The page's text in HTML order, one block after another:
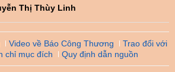
Thị Thùy Linh
Video về Báo Công Thương
Trao đổi với
chỉ mục đích Quy định dẫn nguồn